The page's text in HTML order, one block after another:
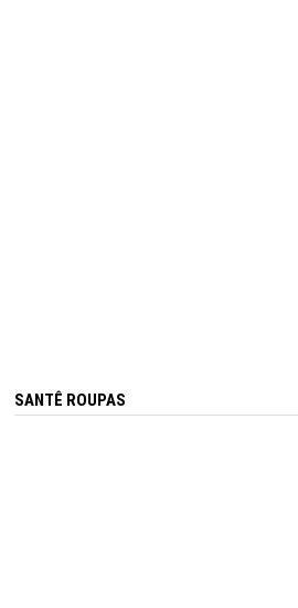
SANTÊ ROUPAS